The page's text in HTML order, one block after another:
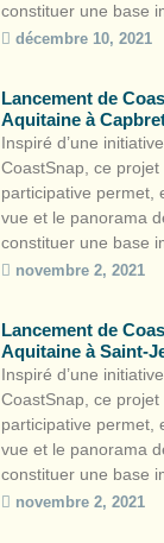
constituer une base
pour observer
travers les postes
décembre 10, 2021
Lancement de
Aquitaine à
Inspiré d’une
CoastSnap, ce
participative permet,
vue et le panorama
constituer une base
pour observer
travers les postes
novembre 2, 2021
Lancement de
Aquitaine à Saint-
Inspiré d’une
CoastSnap, ce
participative permet,
vue et le panorama
constituer une base
pour observer
novembre 2, 2021